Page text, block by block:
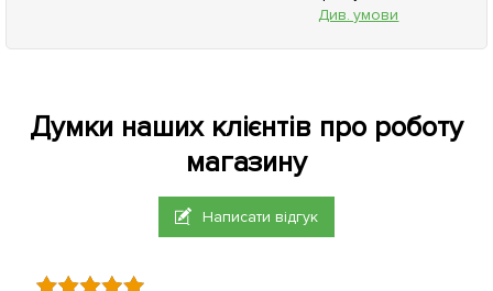
Див. умови
Думки наших клієнтів про роботу
магазину
Написати відгук